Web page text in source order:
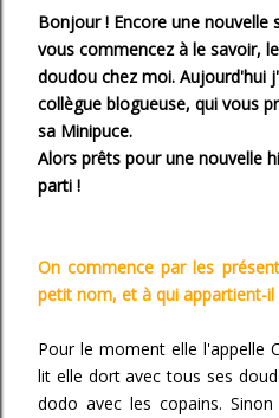
Bonjour ! Encore une nouvelle
vous commencez à le savoir,
doudou chez moi. Aujourd'hui
collègue blogueuse, qui vous
sa Minipuce.
Alors prêts pour une nouvelle
parti !
On commence par les
petit nom, et à qui appartient-il
Pour le moment elle l'appelle
lit elle dort avec tous ses
dodo avec les copains.